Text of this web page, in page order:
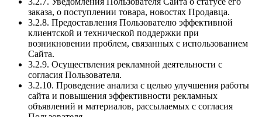
заказа, о поступлении товара, новостях Продавца.
3.2.8. Предоставления Пользователю эффективной
клиентской и технической поддержки при
возникновении проблем, связанных с использованием
Сайта.
3.2.9. Осуществления рекламной деятельности с
согласия Пользователя.
3.2.10. Проведение анализа с целью улучшения работы
сайта и повышения эффективности рекламных
объявлений и материалов, рассылаемых с согласия